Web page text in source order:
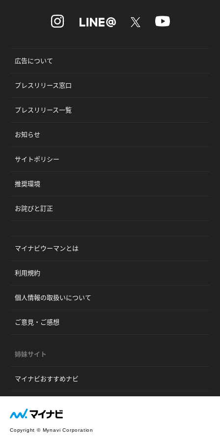
広告について
プレスリリース窓口
プレスリリース一覧
お知らせ
サイトポリシー
推奨環境
お詫びと訂正
マイナビウーマンとは
利用規約
個人情報の取扱いについて
ご意見・ご感想
姉妹サイト
マイナビおすすめナビ
Copyright © Mynavi Corporation